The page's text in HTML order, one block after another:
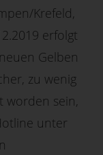
Krefeld,
erfolgt
Gelben
zu wenig
worden sein,
unter